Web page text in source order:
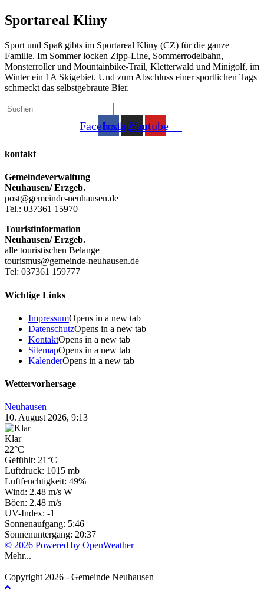
Sportareal Kliny
Sport und Spaß gibts im Sportareal Kliny (CZ) für die ganze
Familie. Im Sommer locken Zipp-Line, Sommerrodelbahn,
Monsterroller und Mountainbike-Trail, Kletterwald und Minigolf, im
Winter ein 1A Skigebiet. Und zum Abschluss einer sportlichen Tags
schmeckt das selbstgebraute Bier.
close
search
panel.
FacebookInstagram
Youtube
kontakt
Gemeindeverwaltung
Neuhausen/ Erzgeb.
post@gemeinde-neuhausen.de
Tel.: 037361 15970
Touristinformation
Neuhausen/ Erzgeb.
alle touristischen Belange
tourismus@gemeinde-neuhausen.de
Tel: 037361 159777
Wichtige Links
ImpressumOpens in a new tab
DatenschutzOpens in a new tab
KontaktOpens in a new tab
SitemapOpens in a new tab
KalenderOpens in a new tab
Wettervorhersage
Neuhausen
10. August 2026, 9:13
Klar
22°C
Gefühlt: 21°C
Luftdruck: 1015 mb
Luftfeuchtigkeit: 49%
Wind: 2.48 m/s W
Böen: 2.48 m/s
UV-Index: -1
Sonnenaufgang: 5:46
Sonnenuntergang: 20:37
© 2026 Powered by OpenWeather
Mehr...
Copyright 2026 - Gemeinde Neuhausen